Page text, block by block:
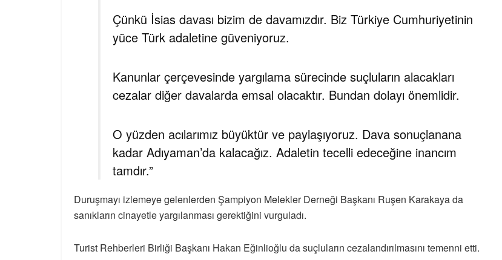
Çünkü İsias davası bizim de davamızdır. Biz Türkiye Cumhuriyetinin
yüce Türk adaletine güveniyoruz.
Kanunlar çerçevesinde yargılama sürecinde suçluların alacakları
cezalar diğer davalarda emsal olacaktır. Bundan dolayı önemlidir.
O yüzden acılarımız büyüktür ve paylaşıyoruz. Dava sonuçlanana
kadar Adıyaman’da kalacağız. Adaletin tecelli edeceğine inancım
tamdır.”
Duruşmayı izlemeye gelenlerden Şampiyon Melekler Derneği Başkanı Ruşen Karakaya da
sanıkların cinayetle yargılanması gerektiğini vurguladı.
Turist Rehberleri Birliği Başkanı Hakan Eğinlioğlu da suçluların cezalandırılmasını temenni etti.